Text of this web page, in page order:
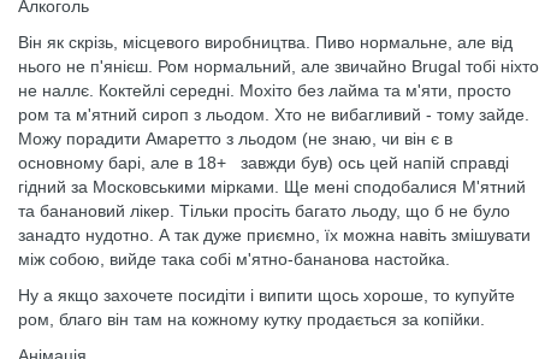
Алкоголь
Він як скрізь, місцевого виробництва. Пиво нормальне, але від
нього не п'янієш. Ром нормальний, але звичайно Brugal тобі ніхто
не наллє. Коктейлі середні. Мохіто без лайма та м'яти, просто
ром та м'ятний сироп з льодом. Хто не вибагливий - тому зайде.
Можу порадити Амаретто з льодом (не знаю, чи він є в
основному барі, але в 18+ ​ ​ завжди був) ось цей напій справді
гідний за Московськими мірками. Ще мені сподобалися М'ятний
та банановий лікер. Тільки просіть багато льоду, що б не було
занадто нудотно. А так дуже приємно, їх можна навіть змішувати
між собою, вийде така собі м'ятно-бананова настойка.
Ну а якщо захочете посидіти і випити щось хороше, то купуйте
ром, благо він там на кожному кутку продається за копійки.